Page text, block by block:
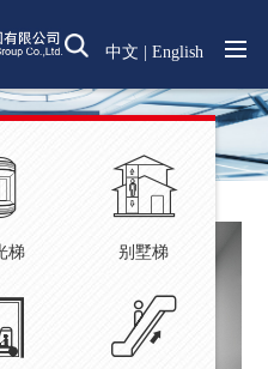
中文 |English
梯 别墅梯